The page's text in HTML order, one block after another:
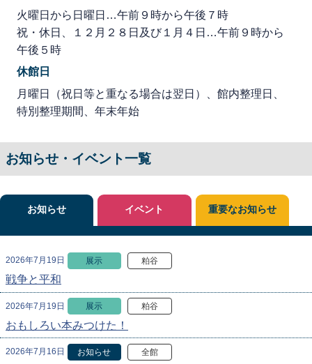
火曜日から日曜日…午前９時から午後７時
祝・休日、１２月２８日及び１月４日…午前９時から
午後５時
休館日
月曜日（祝日等と重なる場合は翌日）、館内整理日、
特別整理期間、年末年始
お知らせ・イベント一覧
お知らせ
2026年7月19日 展示 粕谷
戦争と平和
2026年7月19日 展示 粕谷
おもしろい本みつけた！
2026年7月16日 お知らせ 全館
イベント 重要なお知らせ